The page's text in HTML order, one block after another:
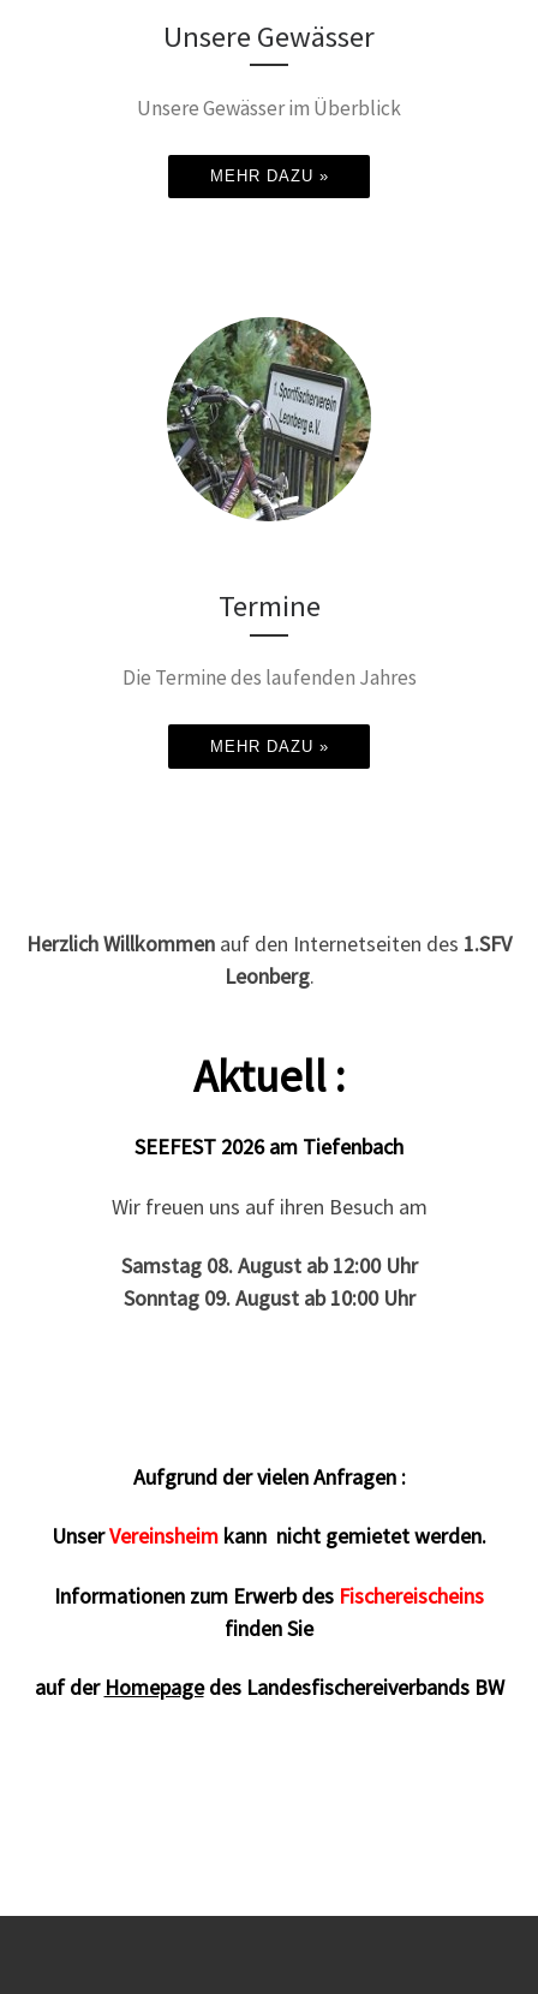
Unsere Gewässer
Unsere Gewässer im Überblick
MEHR DAZU »
Termine
Die Termine des laufenden Jahres
MEHR DAZU »
Herzlich Willkommen auf den Internetseiten des 1.SFV
Leonberg.
Aktuell :
SEEFEST 2026 am Tiefenbach
Wir freuen uns auf ihren Besuch am
Samstag 08. August ab 12:00 Uhr
Sonntag 09. August ab 10:00 Uhr
Aufgrund der vielen Anfragen :
UnserVereinsheim kann nicht gemietet werden.
Informationen zum Erwerb des Fischereischeins
finden Sie
auf der Homepagedes Landesfischereiverbands BW